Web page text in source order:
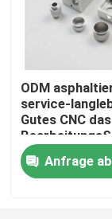
Drehenteile
schnelle
ODM
service-
Gutes CNC das
Anfrage